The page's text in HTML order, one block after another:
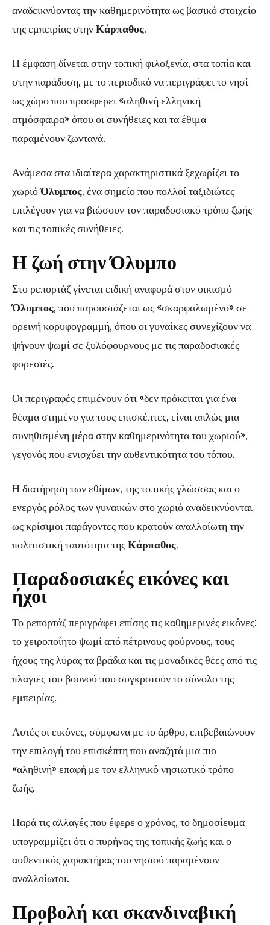
αναδεικνύοντας την καθημερινότητα ως βασικό στοιχείο
της εμπειρίας στηνΚάρπαθος.
Η έμφαση δίνεται στην τοπική φιλοξενία, στα τοπία και
στην παράδοση, με το περιοδικό να περιγράφει το νησί
ως χώρο που προσφέρει «αληθινή ελληνική
ατμόσφαιρα» όπου οι συνήθειες και τα έθιμα
παραμένουν ζωντανά.
Ανάμεσα στα ιδιαίτερα χαρακτηριστικά ξεχωρίζει το
χωριόΌλυμπος, ένα σημείο που πολλοί ταξιδιώτες
επιλέγουν για να βιώσουν τον παραδοσιακό τρόπο ζωής
και τις τοπικές συνήθειες.
Η ζωή στην Όλυμπο
Στο ρεπορτάζ γίνεται ειδική αναφορά στον οικισμό
Όλυμπος, που παρουσιάζεται ως «σκαρφαλωμένο» σε
ορεινή κορυφογραμμή, όπου οι γυναίκες συνεχίζουν να
ψήνουν ψωμί σε ξυλόφουρνους με τις παραδοσιακές
φορεσιές.
Οι περιγραφές επιμένουν ότι «δεν πρόκειται για ένα
θέαμα στημένο για τους επισκέπτες, είναι απλώς μια
συνηθισμένη μέρα στην καθημερινότητα του χωριού»,
γεγονός που ενισχύει την αυθεντικότητα του τόπου.
Η διατήρηση των εθίμων, της τοπικής γλώσσας και ο
ενεργός ρόλος των γυναικών στο χωριό αναδεικνύονται
ως κρίσιμοι παράγοντες που κρατούν αναλλοίωτη την
πολιτιστική ταυτότητα τηςΚάρπαθος.
Παραδοσιακές εικόνες και
ήχοι
Το ρεπορτάζ περιγράφει επίσης τις καθημερινές εικόνες:
το χειροποίητο ψωμί από πέτρινους φούρνους, τους
ήχους της λύρας τα βράδια και τις μοναδικές θέες από τις
πλαγιές του βουνού που συγκροτούν το σύνολο της
εμπειρίας.
Αυτές οι εικόνες, σύμφωνα με το άρθρο, επιβεβαιώνουν
την επιλογή του επισκέπτη που αναζητά μια πιο
«αληθινή» επαφή με τον ελληνικό νησιωτικό τρόπο
ζωής.
Παρά τις αλλαγές που έφερε ο χρόνος, το δημοσίευμα
υπογραμμίζει ότι ο πυρήνας της τοπικής ζωής και ο
αυθεντικός χαρακτήρας του νησιού παραμένουν
αναλλοίωτοι.
Προβολή και σκανδιναβική